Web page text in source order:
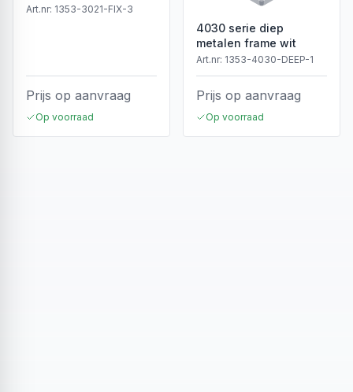
Art.nr: 1353-3021-FIX-3
Prijs op aanvraag
Op voorraad
4030 serie diep
metalen frame wit
Art.nr: 1353-4030-DEEP-1
Prijs op aanvraag
Op voorraad